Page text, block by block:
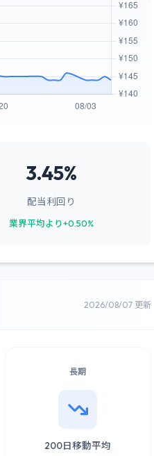
3.45%
配当利回り
業界平均より+0.50%
2026/08/07 更新
長期
200日移動平均